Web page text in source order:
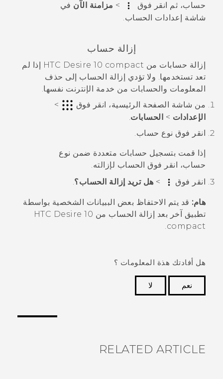
حساب، ثم انقر فوق
> مزامنة الآن في
شاشة
إعدادات الحساب.
إزالة حساب
إزالة حسابات من HTC Desire 10 compact إذا لم
تعد تستخدمها. ولا تؤدي إزالة الحساب إلى حذف
المعلومات والحسابات من خدمة الإنترنت نفسها.
من شاشة الصفحة الرئيسية، انقر فوق
>
الإعدادات > الحسابات.
انقر فوق نوع حساب.
إذا قمت بتسجيل حسابات متعددة ضمن نوع
حساب، انقر فوق الحساب لإزالته.
انقر فوق
> هل تريد إزالة الحساب؟.
هام: قد يتم الاحتفاظ بعض الببيانات الشخصية بواسطة
تطبيق آخر بعد إزالة الحساب من HTC Desire 10
compact
.
هل أفادتك هذة المعلومات ؟
نعم
لا
RELATED ARTICLE